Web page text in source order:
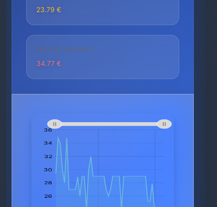
23.79 €
HÖCHSTER PREIS
34.77 €